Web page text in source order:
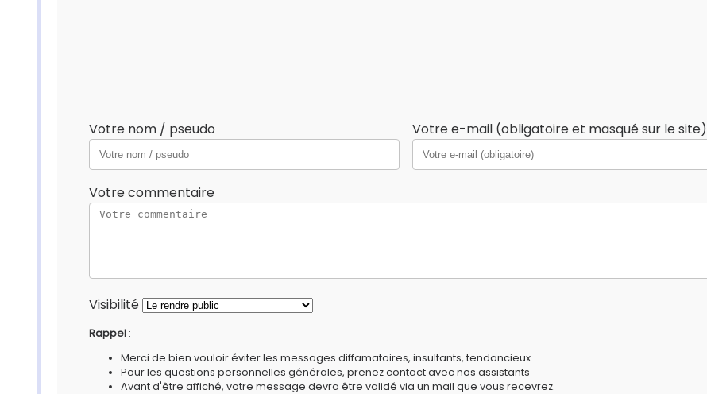
Votre nom / pseudo Votre e-mail (obligatoire et masqué sur le site)
Votre commentaire
Visibilité
Rappel :
Merci de bien vouloir éviter les messages diffamatoires, insultants, tendancieux...
Pour les questions personnelles générales, prenez contact avec nos assistants
Avant d'être affiché, votre message devra être validé via un mail que vous recevrez.